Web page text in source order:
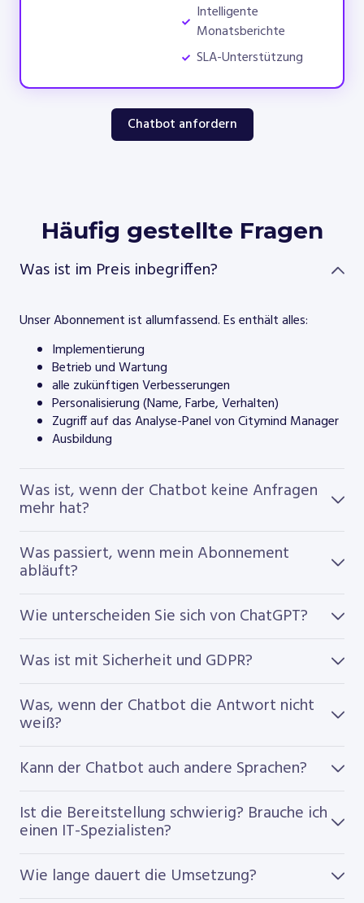
Intelligente
Monatsberichte
SLA-Unterstützung
Chatbot anfordern
Häufig gestellte Fragen
Was ist im Preis inbegriffen?
Unser Abonnement ist allumfassend. Es enthält alles:
Implementierung
Betrieb und Wartung
alle zukünftigen Verbesserungen
Personalisierung (Name, Farbe, Verhalten)
Zugriff auf das Analyse-Panel von Citymind Manager
Ausbildung
Was ist, wenn der Chatbot keine Anfragen
mehr hat?
Was passiert, wenn mein Abonnement
abläuft?
Wie unterscheiden Sie sich von ChatGPT?
Was ist mit Sicherheit und GDPR?
Was, wenn der Chatbot die Antwort nicht
weiß?
Kann der Chatbot auch andere Sprachen?
Ist die Bereitstellung schwierig? Brauche ich
einen IT-Spezialisten?
Wie lange dauert die Umsetzung?